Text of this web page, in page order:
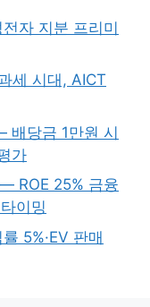
자 지분 프리미
세 시대, AICT
배당금 1만원 시
가
ROE 25% 금융
이밍
5%·EV 판매